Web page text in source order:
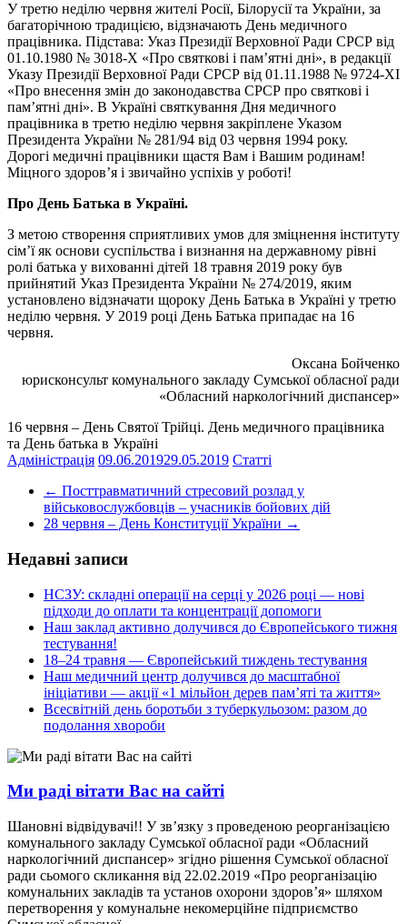
У третю неділю червня жителі Росії, Білорусії та України, за
багаторічною традицією, відзначають День медичного
працівника. Підстава: Указ Президії Верховної Ради СРСР від
01.10.1980 № 3018-Х «Про святкові і пам’ятні дні», в редакції
Указу Президії Верховної Ради СРСР від 01.11.1988 № 9724-XI
«Про внесення змін до законодавства СРСР про святкові і
пам’ятні дні». В Україні святкування Дня медичного
працівника в третю неділю червня закріплене Указом
Президента України № 281/94 від 03 червня 1994 року.
Дорогі медичні працівники щастя Вам і Вашим родинам!
Міцного здоров’я і звичайно успіхів у роботі!
Про День Батька в Україні.
З метою створення сприятливих умов для зміцнення інституту
сім’ї як основи суспільства і визнання на державному рівні
ролі батька у вихованні дітей 18 травня 2019 року був
прийнятий Указ Президента України № 274/2019, яким
установлено відзначати щороку День Батька в Україні у третю
неділю червня. У 2019 році День Батька припадає на 16
червня.
Оксана Бойченко
юрисконсульт комунального закладу Сумської обласної ради
«Обласний наркологічний диспансер»
16 червня – День Святої Трійці. День медичного працівника
та День батька в Україні
Адміністрація 09.06.201929.05.2019 Статті
← Посттравматичний стресовий розлад у
військовослужбовців – учасників бойових дій
28 червня – День Конституції України →
Недавні записи
НСЗУ: складні операції на серці у 2026 році — нові
підходи до оплати та концентрації допомоги
Наш заклад активно долучився до Європейського тижня
тестування!
18–24 травня — Європейський тиждень тестування
Наш медичний центр долучився до масштабної
ініціативи — акції «1 мільйон дерев пам’яті та життя»
Всесвітній день боротьби з туберкульозом: разом до
подолання хвороби
Ми раді вітати Вас на сайті
Шановні відвідувачі!! У зв’язку з проведеною реорганізацією
комунального закладу Сумської обласної ради «Обласний
наркологічний диспансер» згідно рішення Сумської обласної
ради сьомого скликання від 22.02.2019 «Про реорганізацію
комунальних закладів та установ охорони здоров’я» шляхом
перетворення у комунальне некомерційне підприємство